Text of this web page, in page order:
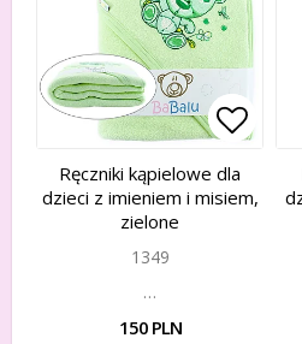
Add
Add
Ręczniki kąpielowe dla
dzieci z imieniem i misiem,
zielone
1349
…
150 PLN